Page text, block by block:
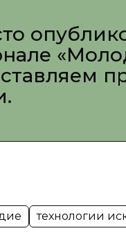
технологии